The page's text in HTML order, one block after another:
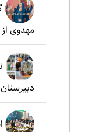
مهدوی